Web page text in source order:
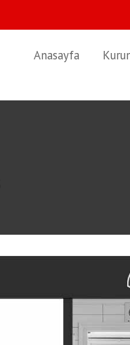
Anasayfa